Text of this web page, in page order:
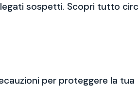
sospetti. Scopri tutto
per proteggere la tua